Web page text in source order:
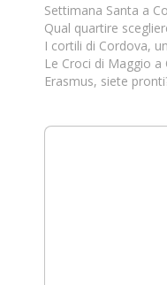
Settimana Santa a
Qual quartire
I cortili di Cordova,
Le Croci di Maggio a
Erasmus, siete